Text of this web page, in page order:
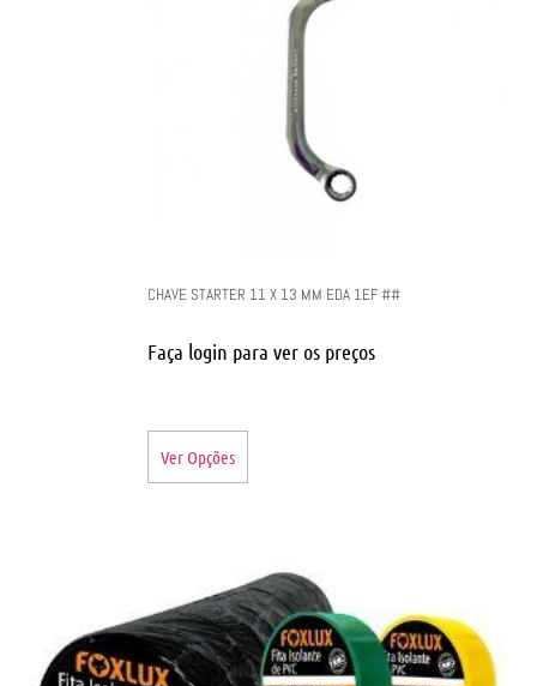
CHAVE STARTER 11 X 13 MM EDA 1EF ##
Faça login para ver os preços
Ver Opções